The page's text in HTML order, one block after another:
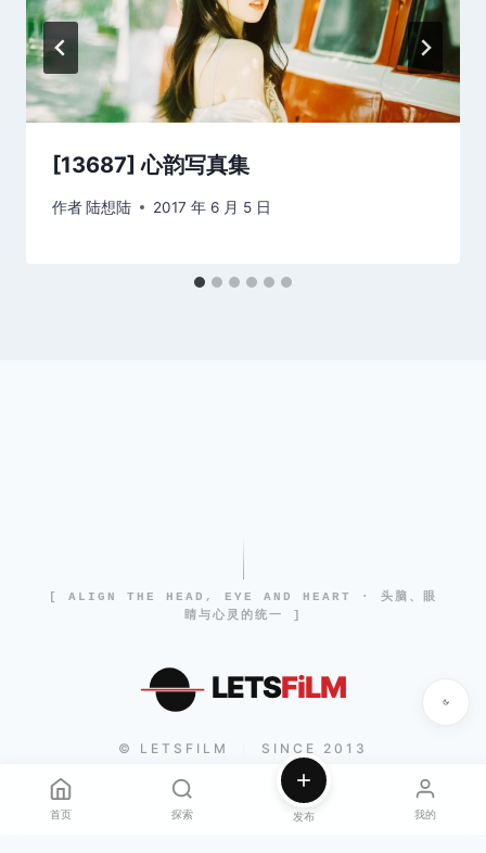
[13687] 心韵写真集
作者陆想陆 2017 年 6 月 5 日
[ ALIGN THE HEAD, EYE AND HEART · 头脑、眼
睛与心灵的统一 ]
LETSFiLM
© LETSFILM SINCE 2013
首页 探索 发布 我的